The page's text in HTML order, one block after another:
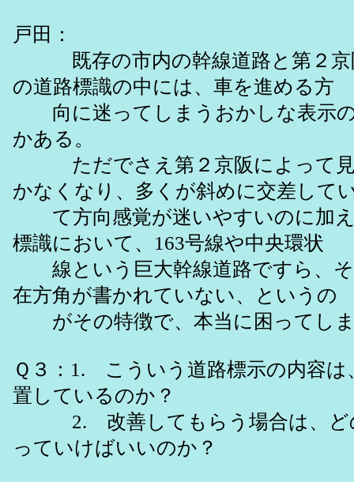
戸田：
既存の市内の幹線道路と第２京
の道路標識の中には、車を進める方
向に迷ってしまうおかしな表示
かある。
ただでさえ第２京阪によって見
かなくなり、多くが斜めに交差して
て方向感覚が迷いやすいのに加え
標識において、163号線や中央環状
線という巨大幹線道路ですら、そ
在方角が書かれていない、というの
がその特徴で、本当に困ってし
Ｑ３：1. こういう道路標示の内容は
置しているのか？
2. 改善してもらう場合は、ど
っていけばいいのか？